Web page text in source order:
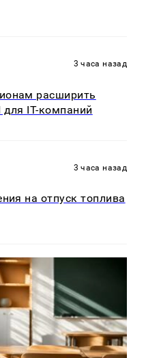
3 часа назад
расширить
IT-компаний
3 часа назад
на отпуск топлива